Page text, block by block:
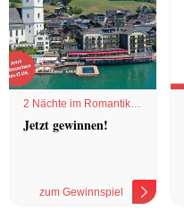
2 Nächte im Romantik
Hotel
Jetzt gewinnen!
zum Gewinnspiel